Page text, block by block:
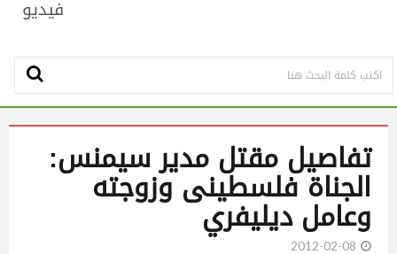
فيديو
تفاصيل مقتل مدير سيمنس:
الجناة فلسطينى وزوجته
وعامل ديليفري
2012-02-08